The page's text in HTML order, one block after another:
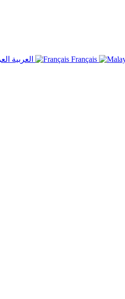
Français